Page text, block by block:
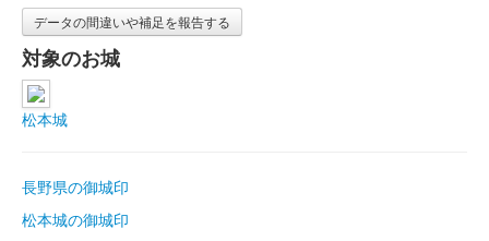
データの間違いや補足を報告する
対象のお城
松本城
長野県の御城印
松本城の御城印